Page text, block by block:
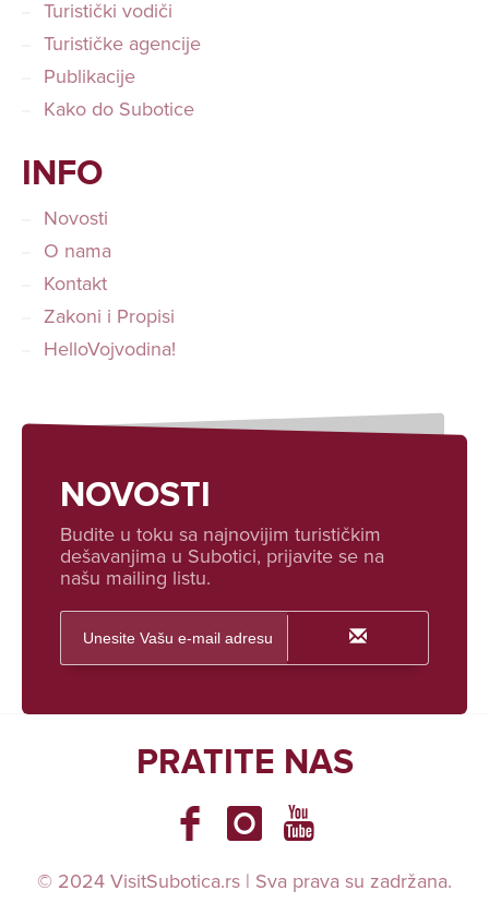
Turistički vodiči
Turističke agencije
Publikacije
Kako do Subotice
INFO
Novosti
O nama
Kontakt
Zakoni i Propisi
HelloVojvodina!
NOVOSTI
Budite u toku sa najnovijim turističkim
dešavanjima u Subotici, prijavite se na
našu mailing listu.
PRATITE NAS
© 2024 VisitSubotica.rs | Sva prava su zadržana.